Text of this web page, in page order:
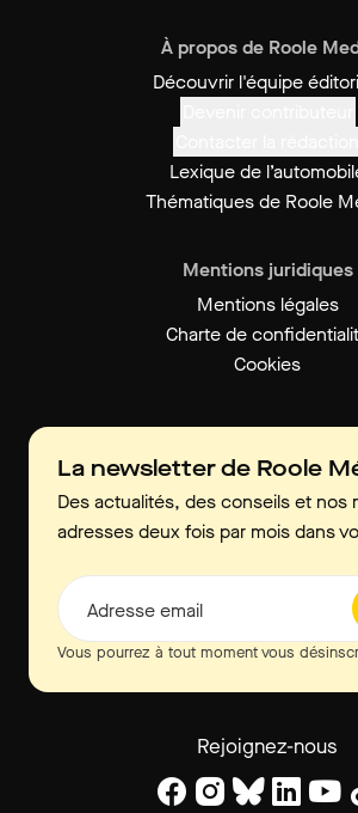
À propos de Roole
Découvrir l'équipe
Lexique de
Thématiques de Roole
Mentions juridiques
Mentions légales
Charte de
Cookies
La newsletter de Roole
Des actualités, des conseils et nos
adresses deux fois par mois dans
Adresse email
Vous pourrez à tout moment vous
Rejoignez-nous